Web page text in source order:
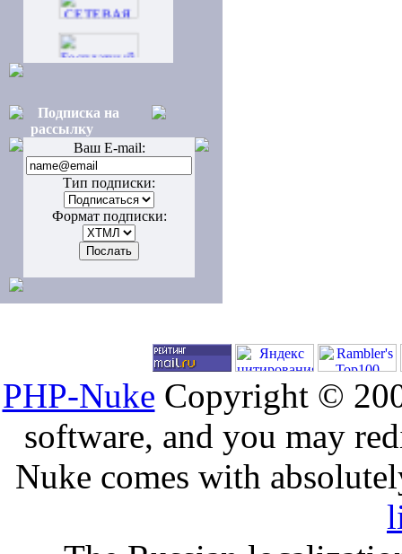
Подписка на
рассылку
Ваш E-mail:
Тип подписки:
Формат подписки:
PHP-Nuke Copyright ©
software, and you may
Nuke comes with